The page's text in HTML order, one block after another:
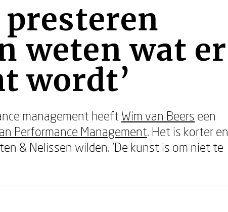
presteren
weten wat er
wordt’
management heeft Wim van Beers een
Performance Management. Het is korter en
& Nelissen wilden. ‘De kunst is om niet te